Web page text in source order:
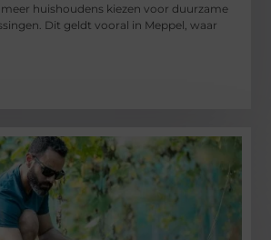
huishoudens kiezen voor duurzame
Dit geldt vooral in Meppel, waar